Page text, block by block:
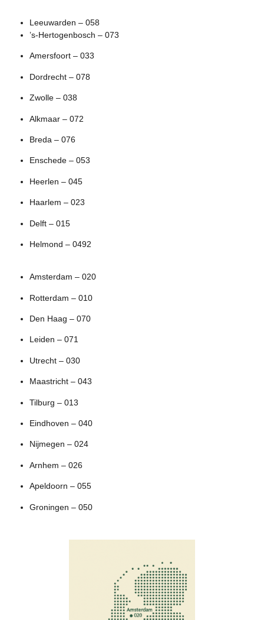
Leeuwarden – 058
’s-Hertogenbosch – 073
Amersfoort – 033
Dordrecht – 078
Zwolle – 038
Alkmaar – 072
Breda – 076
Enschede – 053
Heerlen – 045
Haarlem – 023
Delft – 015
Helmond – 0492
Amsterdam – 020
Rotterdam – 010
Den Haag – 070
Leiden – 071
Utrecht – 030
Maastricht – 043
Tilburg – 013
Eindhoven – 040
Nijmegen – 024
Arnhem – 026
Apeldoorn – 055
Groningen – 050